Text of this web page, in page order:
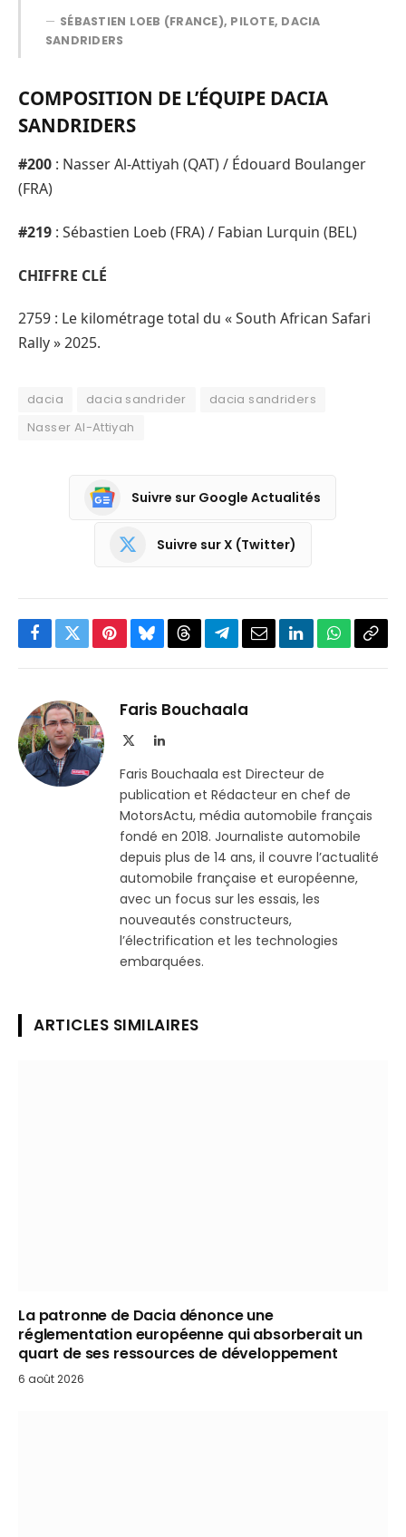
SÉBASTIEN LOEB (FRANCE), PILOTE, DACIA
SANDRIDERS
COMPOSITION DE L’ÉQUIPE DACIA
SANDRIDERS
#200 : Nasser Al-Attiyah (QAT) / Édouard Boulanger
(FRA)
#219 : Sébastien Loeb (FRA) / Fabian Lurquin (BEL)
CHIFFRE CLÉ
2759 : Le kilométrage total du « South African Safari
Rally » 2025.
dacia dacia sandrider
dacia sandriders
Nasser Al-Attiyah
Suivre sur Google Actualités
Suivre sur X (Twitter)
Facebook
TwitterPinterestBlueskyThreadsPartager
Telegram
EmailLinkedInWhatsApp
Faris Bouchaala
LinkedIn
Faris Bouchaala est Directeur de
publication et Rédacteur en chef de
MotorsActu, média automobile français
fondé en 2018. Journaliste automobile
depuis plus de 14 ans, il couvre l’actualité
automobile française et européenne,
avec un focus sur les essais, les
nouveautés constructeurs,
l’électrification et les technologies
embarquées.
ARTICLES SIMILAIRES
La patronne de Dacia dénonce une
réglementation européenne qui absorberait un
quart de ses ressources de développement
6 août 2026